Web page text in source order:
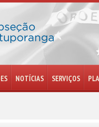
NOTÍCIAS SERVIÇOS